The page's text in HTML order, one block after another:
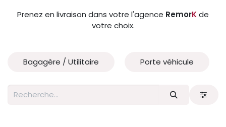
Prenez en livraison dans votre l'agence RemorKde
votre choix.
Bagagère / Utilitaire Porte véhicule